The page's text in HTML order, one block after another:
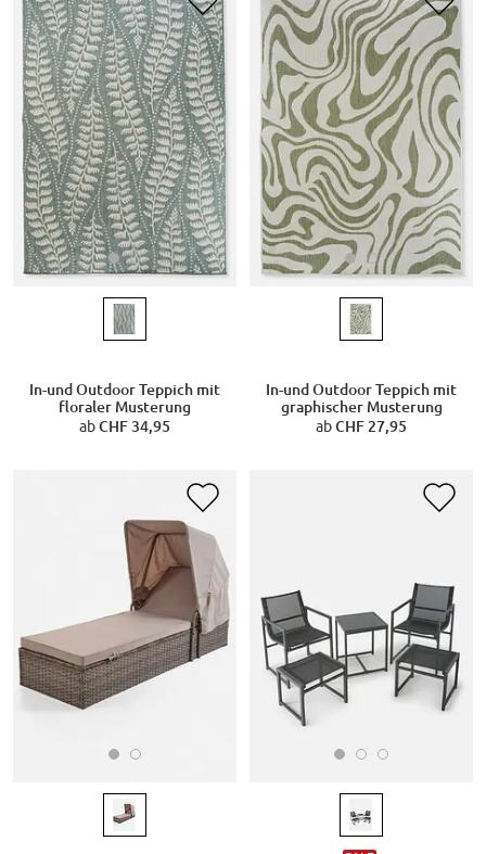
In-und Outdoor Teppich mit
floraler Musterung
abCHF 34,95
In-und Outdoor Teppich mit
graphischer Musterung
abCHF 27,95